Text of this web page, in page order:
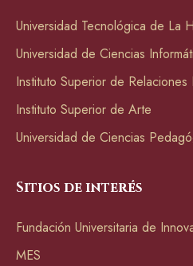
Universidad Tecnológica de La
Universidad de Ciencias
Instituto Superior de Relaciones
Instituto Superior de Arte
Universidad de Ciencias
Sitios de interés
Fundación Universitaria de
MES